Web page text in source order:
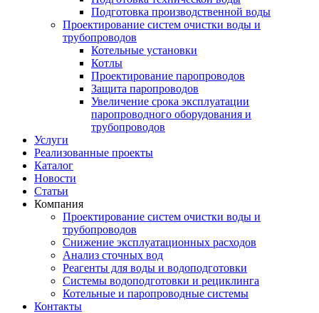
Подготовка производственной воды
Проектирование систем очистки воды и
трубопроводов
Котельные установки
Котлы
Проектирование паропроводов
Защита паропроводов
Увеличение срока эксплуатации
паропроводного оборудования и
трубопроводов
Услуги
Реализованные проекты
Каталог
Новости
Статьи
Компания
Проектирование систем очистки воды и
трубопроводов
Снижение эксплуатационных расходов
Анализ сточных вод
Реагенты для воды и водоподготовки
Системы водоподготовки и рециклинга
Котельные и паропроводные системы
Контакты